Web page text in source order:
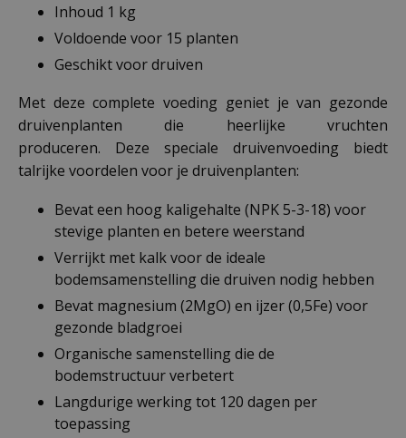
Inhoud 1 kg
Voldoende voor 15 planten
Geschikt voor druiven
Met deze complete voeding geniet je van gezonde
druivenplanten die heerlijke vruchten
produceren. Deze speciale druivenvoeding biedt
talrijke voordelen voor je druivenplanten:
Bevat een hoog kaligehalte (NPK 5-3-18) voor
stevige planten en betere weerstand
Verrijkt met kalk voor de ideale
bodemsamenstelling die druiven nodig hebben
Bevat magnesium (2MgO) en ijzer (0,5Fe) voor
gezonde bladgroei
Organische samenstelling die de
bodemstructuur verbetert
Langdurige werking tot 120 dagen per
toepassing